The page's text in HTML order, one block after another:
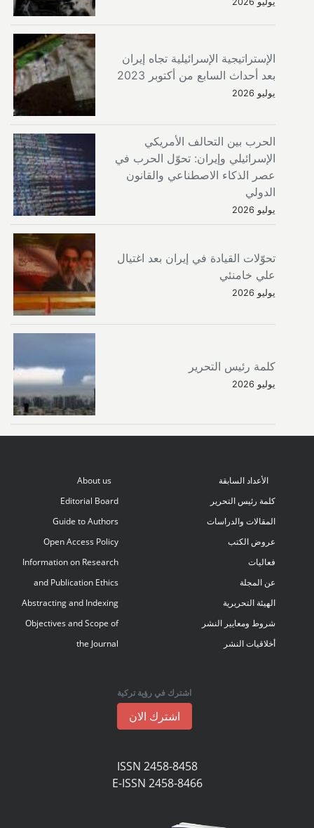
الإستراتيجية الإسرائيلية تجاه إيران
بعد أحداث السابع من أكتوبر 2023
يوليو 2026
الحرب بين التحالف الأمريكي
الإسرائيلي وإيران: تحوّل الحرب في
عصر الذكاء الاصطناعي والقانون
الدولي
يوليو 2026
تحوّلات القيادة في إيران بعد اغتيال
علي خامنئي
يوليو 2026
كلمة رئيس التحرير
يوليو 2026
الأعداد السابقة
كلمة رئيس التحرير
المقالات والدراسات
عروض الكتب
فعاليات
عن المجلة
الهيئة التحريرية
شروط ومعايير النشر
أخلاقيات النشر
About us
Editorial Board
Guide to Authors
Open Access Policy
Information on Research
and Publication Ethics
Abstracting and Indexing
Objectives and Scope of
the Journal
اشترك في رؤية تركية
اشترك الان
ISSN 2458-8458
E-ISSN 2458-8466